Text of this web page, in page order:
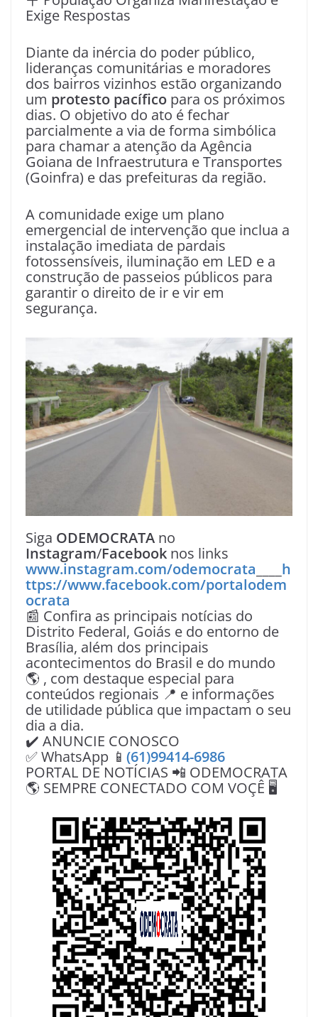
Exige Respostas
Diante da inércia do poder público,
lideranças comunitárias e moradores
dos bairros vizinhos estão organizando
um protesto pacífico para os próximos
dias. O objetivo do ato é fechar
parcialmente a via de forma simbólica
para chamar a atenção da Agência
Goiana de Infraestrutura e Transportes
(Goinfra) e das prefeituras da região.
A comunidade exige um plano
emergencial de intervenção que inclua a
instalação imediata de pardais
fotossensíveis, iluminação em LED e a
construção de passeios públicos para
garantir o direito de ir e vir em
segurança.
Siga ODEMOCRATA no
Instagram/Facebook nos links
www.instagram.com/odemocrata
h
ttps://www.facebook.com/portalodem
ocrata
📰 Confira as principais notícias do
Distrito Federal, Goiás e do entorno de
Brasília, além dos principais
acontecimentos do Brasil e do mundo
🌎 , com destaque especial para
conteúdos regionais 📍 e informações
de utilidade pública que impactam o seu
dia a dia.
✔️ ANUNCIE CONOSCO
✅ WhatsApp 📱 (61)99414-6986
PORTAL DE NOTÍCIAS 📲 ODEMOCRATA
🌎 SEMPRE CONECTADO COM VOÇÊ 🖥️